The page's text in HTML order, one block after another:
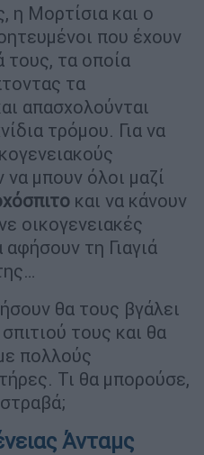
η Μορτίσια και ο
που έχουν
τους, τα οποία
τα
απασχολούνται
τρόμου. Για να
μπουν όλοι μαζί
και να κάνουν
οικογενειακές
τη Γιαγιά
θα τους βγάλει
τους και θα
πολλούς
Τι θα μπορούσε,
Άνταμς